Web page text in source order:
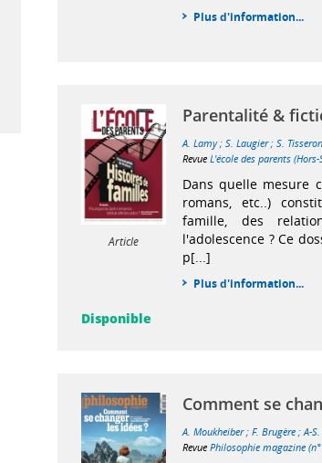
Plus d'information...
Article
Parentalité &
A. Lamy;S. Laugier;S. Tisseron
RevueL'école des parents
Dans quelle mesure
romans, etc..)
famille, des
l'adolescence ? Ce
p[...]
Plus d'information...
Disponible
Comment se
A. Moukheiber;F. Brugère ;A-
RevuePhilosophie magazine